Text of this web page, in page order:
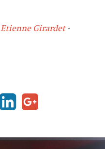
Etienne Girardet-